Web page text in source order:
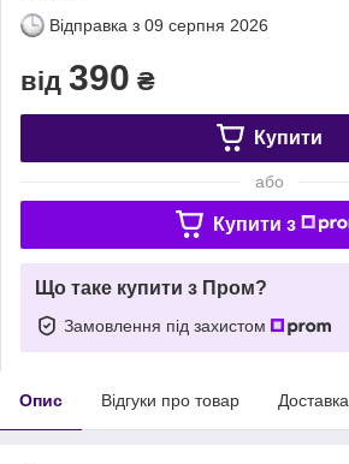
Відправка з 09 серпня 2026
від 390 ₴
Купити
або
Купити з
Що таке купити з Пром?
Замовлення під захистом
Опис Відгуки про товар Доставка